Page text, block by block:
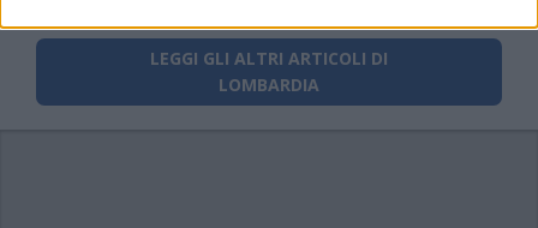
LEGGI GLI ALTRI ARTICOLI DI
LOMBARDIA